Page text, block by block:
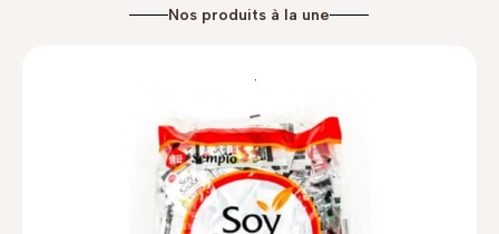
Nos produits à la une